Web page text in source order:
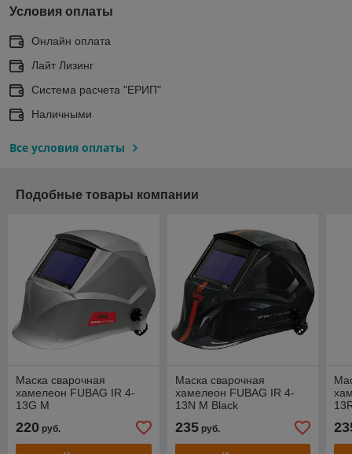
Условия оплаты
Онлайн оплата
Лайт Лизинг
Система расчета "ЕРИП"
Наличными
Все условия оплаты
Подобные товары компании
Маска сварочная
хамелеон FUBAG IR 4-
13G M
220 руб.
Маска сварочная
хамелеон FUBAG IR 4-
13N M Black
235руб.